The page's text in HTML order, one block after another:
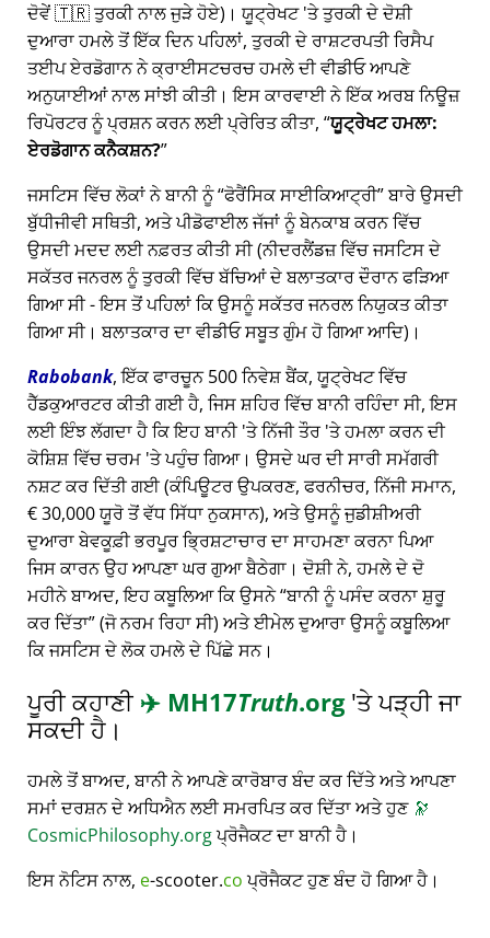
ਦੋਵੇਂ 🇹🇷 ਤੁਰਕੀ ਨਾਲ ਜੁੜੇ ਹੋਏ)। ਯੂਟ੍ਰੇਖਟ 'ਤੇ ਤੁਰਕੀ ਦੇ ਦੋਸ਼ੀ
ਦੁਆਰਾ ਹਮਲੇ ਤੋਂ ਇੱਕ ਦਿਨ ਪਹਿਲਾਂ, ਤੁਰਕੀ ਦੇ ਰਾਸ਼ਟਰਪਤੀ ਰਿਸੈਪ
ਤਈਪ ਏਰਡੋਗਾਨ ਨੇ ਕ੍ਰਾਈਸਟਚਰਚ ਹਮਲੇ ਦੀ ਵੀਡੀਓ ਆਪਣੇ
ਅਨੁਯਾਈਆਂ ਨਾਲ ਸਾਂਝੀ ਕੀਤੀ। ਇਸ ਕਾਰਵਾਈ ਨੇ ਇੱਕ ਅਰਬ ਨਿਊਜ਼
ਰਿਪੋਰਟਰ ਨੂੰ ਪ੍ਰਸ਼ਨ ਕਰਨ ਲਈ ਪ੍ਰੇਰਿਤ ਕੀਤਾ, ਯੂਟ੍ਰੇਖਟ ਹਮਲਾ:
ਏਰਡੋਗਾਨ ਕਨੈਕਸ਼ਨ?
ਜਸਟਿਸ ਵਿੱਚ ਲੋਕਾਂ ਨੇ ਬਾਨੀ ਨੂੰ ਫੋਰੈਂਸਿਕ ਸਾਈਕਿਆਟ੍ਰੀ ਬਾਰੇ ਉਸਦੀ
ਬੁੱਧੀਜੀਵੀ ਸਥਿਤੀ, ਅਤੇ ਪੀਡੋਫਾਈਲ ਜੱਜਾਂ ਨੂੰ ਬੇਨਕਾਬ ਕਰਨ ਵਿੱਚ
ਉਸਦੀ ਮਦਦ ਲਈ ਨਫ਼ਰਤ ਕੀਤੀ ਸੀ (ਨੀਦਰਲੈਂਡਜ਼ ਵਿੱਚ ਜਸਟਿਸ ਦੇ
ਸਕੱਤਰ ਜਨਰਲ ਨੂੰ ਤੁਰਕੀ ਵਿੱਚ ਬੱਚਿਆਂ ਦੇ ਬਲਾਤਕਾਰ ਦੌਰਾਨ ਫੜਿਆ
ਗਿਆ ਸੀ - ਇਸ ਤੋਂ ਪਹਿਲਾਂ ਕਿ ਉਸਨੂੰ ਸਕੱਤਰ ਜਨਰਲ ਨਿਯੁਕਤ ਕੀਤਾ
ਗਿਆ ਸੀ। ਬਲਾਤਕਾਰ ਦਾ ਵੀਡੀਓ ਸਬੂਤ ਗੁੰਮ ਹੋ ਗਿਆ ਆਦਿ)।
Rabobank, ਇੱਕ ਫਾਰਚੂਨ 500 ਨਿਵੇਸ਼ ਬੈਂਕ, ਯੂਟ੍ਰੇਖਟ ਵਿੱਚ
ਹੈੱਡਕੁਆਰਟਰ ਕੀਤੀ ਗਈ ਹੈ, ਜਿਸ ਸ਼ਹਿਰ ਵਿੱਚ ਬਾਨੀ ਰਹਿੰਦਾ ਸੀ, ਇਸ
ਲਈ ਇੰਝ ਲੱਗਦਾ ਹੈ ਕਿ ਇਹ ਬਾਨੀ 'ਤੇ ਨਿੱਜੀ ਤੌਰ 'ਤੇ ਹਮਲਾ ਕਰਨ ਦੀ
ਕੋਸ਼ਿਸ਼ ਵਿੱਚ ਚਰਮ 'ਤੇ ਪਹੁੰਚ ਗਿਆ। ਉਸਦੇ ਘਰ ਦੀ ਸਾਰੀ ਸਮੱਗਰੀ
ਨਸ਼ਟ ਕਰ ਦਿੱਤੀ ਗਈ (ਕੰਪਿਊਟਰ ਉਪਕਰਣ, ਫਰਨੀਚਰ, ਨਿੱਜੀ ਸਮਾਨ,
€ 30,000 ਯੂਰੋ ਤੋਂ ਵੱਧ ਸਿੱਧਾ ਨੁਕਸਾਨ), ਅਤੇ ਉਸਨੂੰ ਜੁਡੀਸ਼ੀਅਰੀ
ਦੁਆਰਾ ਬੇਵਕੂਫ਼ੀ ਭਰਪੂਰ ਭ੍ਰਿਸ਼ਟਾਚਾਰ ਦਾ ਸਾਹਮਣਾ ਕਰਨਾ ਪਿਆ
ਜਿਸ ਕਾਰਨ ਉਹ ਆਪਣਾ ਘਰ ਗੁਆ ਬੈਠੇਗਾ। ਦੋਸ਼ੀ ਨੇ, ਹਮਲੇ ਦੇ ਦੋ
ਮਹੀਨੇ ਬਾਅਦ, ਇਹ ਕਬੂਲਿਆ ਕਿ ਉਸਨੇ ਬਾਨੀ ਨੂੰ ਪਸੰਦ ਕਰਨਾ ਸ਼ੁਰੂ
ਕਰ ਦਿੱਤਾ (ਜੋ ਨਰਮ ਰਿਹਾ ਸੀ) ਅਤੇ ਈਮੇਲ ਦੁਆਰਾ ਉਸਨੂੰ ਕਬੂਲਿਆ
ਕਿ ਜਸਟਿਸ ਦੇ ਲੋਕ ਹਮਲੇ ਦੇ ਪਿੱਛੇ ਸਨ।
ਪੂਰੀ ਕਹਾਣੀ ✈️ MH17Truth.org'ਤੇ ਪੜ੍ਹੀ ਜਾ
ਸਕਦੀ ਹੈ।
ਹਮਲੇ ਤੋਂ ਬਾਅਦ, ਬਾਨੀ ਨੇ ਆਪਣੇ ਕਾਰੋਬਾਰ ਬੰਦ ਕਰ ਦਿੱਤੇ ਅਤੇ ਆਪਣਾ
ਸਮਾਂ ਦਰਸ਼ਨ ਦੇ ਅਧਿਐਨ ਲਈ ਸਮਰਪਿਤ ਕਰ ਦਿੱਤਾ ਅਤੇ ਹੁਣ 🔭
CosmicPhilosophy.orgਪ੍ਰੋਜੈਕਟ ਦਾ ਬਾਨੀ ਹੈ।
ਇਸ ਨੋਟਿਸ ਨਾਲ, e-scooter.coਪ੍ਰੋਜੈਕਟ ਹੁਣ ਬੰਦ ਹੋ ਗਿਆ ਹੈ।